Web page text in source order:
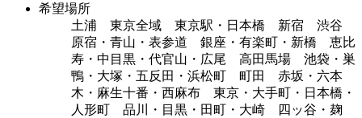
希望場所
土浦 東京全域 東京駅・日本橋 新宿 渋谷
原宿・青山・表参道 銀座・有楽町・新橋 恵比
寿・中目黒・代官山・広尾 高田馬場 池袋・巣
鴨・大塚・五反田・浜松町 町田 赤坂・六本
木・麻生十番・西麻布 東京・大手町・日本橋・
人形町 品川・目黒・田町・大崎 四ッ谷・麹